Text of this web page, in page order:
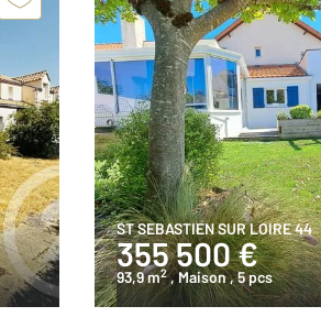
ST SEBASTIEN SUR LOIRE 44
355 500 €
93,9 m2 , Maison, 5 pcs